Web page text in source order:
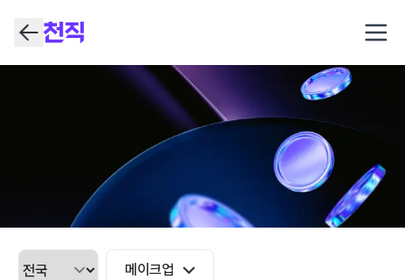
메이크업